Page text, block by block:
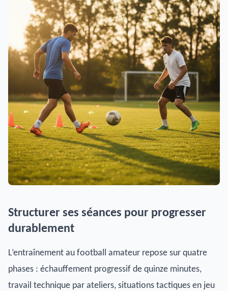
Structurer ses séances pour progresser
durablement
L’entraînement au football amateur repose sur quatre
phases : échauffement progressif de quinze minutes,
travail technique par ateliers, situations tactiques en jeu